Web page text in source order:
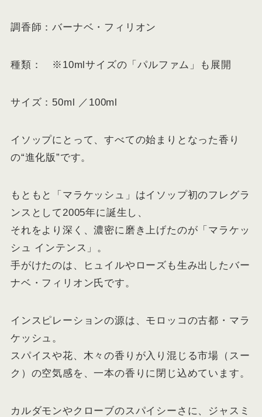
調香師：バーナベ・フィリオン
種類： ※10mlサイズの「パルファム」も展開
サイズ：50ml ／100ml
イソップにとって、すべての始まりとなった香り
の“進化版”です。
もともと「マラケッシュ」はイソップ初のフレグラ
ンスとして2005年に誕生し、
それをより深く、濃密に磨き上げたのが「マラケッ
シュ インテンス」。
手がけたのは、ヒュイルやローズも生み出したバー
ナベ・フィリオン氏です。
インスピレーションの源は、モロッコの古都・マラ
ケッシュ。
スパイスや花、木々の香りが入り混じる市場（スー
ク）の空気感を、一本の香りに閉じ込めています。
カルダモンやクローブのスパイシーさに、ジャスミ